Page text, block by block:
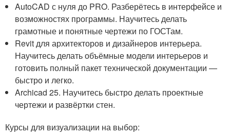
AutoCAD с нуля до PRO. Разберётесь в интерфейсе и
возможностях программы. Научитесь делать
грамотные и понятные чертежи по ГОСТам.
Revit для архитекторов и дизайнеров интерьера.
Научитесь делать объёмные модели интерьеров и
готовить полный пакет технической документации —
быстро и легко.
Archicad 25. Научитесь быстро делать проектные
чертежи и развёртки стен.
Курсы для визуализации на выбор: